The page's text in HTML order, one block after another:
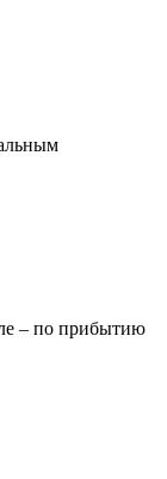
– по прибытию